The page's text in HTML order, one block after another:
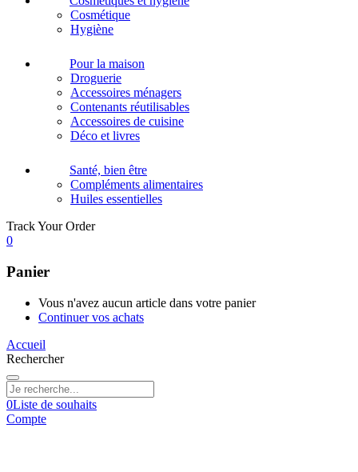
Cosmétique
Hygiène
Pour la maison
Droguerie
Accessoires ménagers
Contenants réutilisables
Accessoires de cuisine
Déco et livres
Santé, bien être
Compléments alimentaires
Huiles essentielles
Track Your Order
0
Panier
Vous n'avez aucun article dans votre panier
Continuer vos achats
Accueil
Rechercher
0Liste de souhaits
Compte